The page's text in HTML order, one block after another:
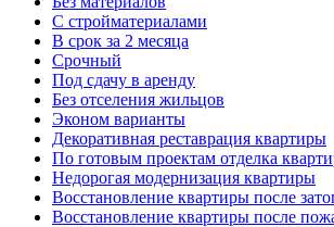
С стройматериалами
В срок за 2 месяца
Срочный
Под сдачу в аренду
Без отселения жильцов
Эконом варианты
Декоративная реставрация квартиры
По готовым проектам отделка
Недорогая модернизация квартиры
Восстановление квартиры после
Восстановление квартиры после